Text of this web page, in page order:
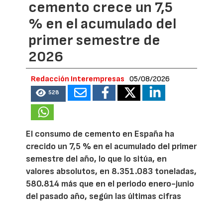
cemento crece un 7,5
% en el acumulado del
primer semestre de
2026
Redacción Interempresas 05/08/2026
528
El consumo de cemento en España ha
crecido un 7,5 % en el acumulado del primer
semestre del año, lo que lo sitúa, en
valores absolutos, en 8.351.083 toneladas,
580.814 más que en el periodo enero-junio
del pasado año, según las últimas cifras